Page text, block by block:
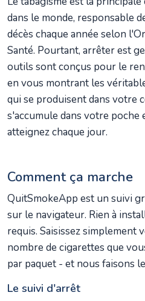
dans le monde, responsable
décès chaque année selon
Santé. Pourtant, arrêter est
outils sont conçus pour le
en vous montrant les
qui se produisent dans votre
s'accumule dans votre poche
atteignez chaque jour.
Comment ça marche
QuitSmokeApp est un suivi
sur le navigateur. Rien à
requis. Saisissez simplement
nombre de cigarettes que
par paquet - et nous faisons
Le suivi d'arrêt